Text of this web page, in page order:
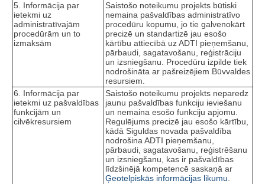
5. Informācija par
ietekmi uz
administratīvajām
procedūrām un to
izmaksām
Saistošo noteikumu projekts būtiski
nemaina pašvaldības administratīvo
procedūru kopumu, jo tie galvenokārt
precizē un standartizē jau esošo
kārtību attiecībā uz ADTI pieņemšanu,
pārbaudi, sagatavošanu, reģistrāciju
un izsniegšanu. Procedūru izpilde tiek
nodrošināta ar pašreizējiem Būvvaldes
resursiem.
6. Informācija par
ietekmi uz pašvaldības
funkcijām un
cilvēkresursiem
Saistošo noteikumu projekts neparedz
jaunu pašvaldības funkciju ieviešanu
un nemaina esošo funkciju apjomu.
Regulējums precizē jau esošo kārtību,
kādā Siguldas novada pašvaldība
nodrošina ADTI pieņemšanu,
pārbaudi, sagatavošanu, reģistrēšanu
un izsniegšanu, kas ir pašvaldības
līdzšinējā kompetencē saskaņā ar
Ģeotelpiskās informācijas likumu.